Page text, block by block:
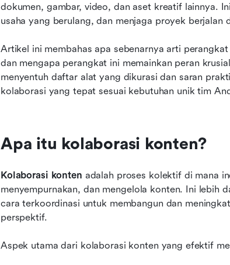
dokumen, gambar, video, dan aset kreatif lainnya.
usaha yang berulang, dan menjaga proyek berjalan
Artikel ini membahas apa sebenarnya arti
dan mengapa perangkat ini memainkan peran
menyentuh daftar alat yang dikurasi dan saran
kolaborasi yang tepat sesuai kebutuhan unik tim
Apa itu kolaborasi konten?
Kolaborasi konten adalah proses kolektif di mana
menyempurnakan, dan mengelola konten. Ini lebih
cara terkoordinasi untuk membangun dan
perspektif.
Aspek utama dari kolaborasi konten yang efektif